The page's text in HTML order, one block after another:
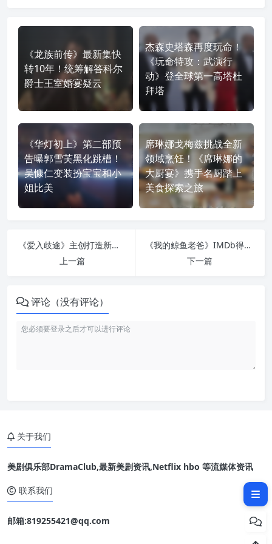
《龙族前传》最新集快
转10年！统筹解答科尔
爵士王室婚宴疑云
杰森史塔森再度玩命！
《玩命特攻：武演行
动》登全球第一高塔杜
拜塔
《华灯初上》第二部预
告曝郭雪芙黑化跳槽！
吴慷仁变装扮宝宝和小
姐比美
席琳娜戈梅兹挑战全新
领域烹饪！《席琳娜的
大厨宴》携手名厨踏上
美食探索之旅
《爱入歧途》主创打造新剧《Second Wife》！艾玛罗勃兹成为路西法第二任妻子
上一篇
《我的鲸鱼老爸》IMDb得分8.1获肯定！布兰登费雪强势问鼎奥斯卡
下一篇
评论（没有评论）
关于我们
美剧俱乐部DramaClub,最新美剧资讯,Netflix hbo 等流媒体资讯
联系我们
邮箱:819255421@qq.com